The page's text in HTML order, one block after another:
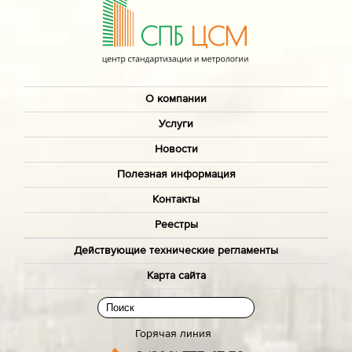
О компании
Услуги
Новости
Полезная информация
Контакты
Реестры
Действующие технические регламенты
Карта сайта
Горячая линия